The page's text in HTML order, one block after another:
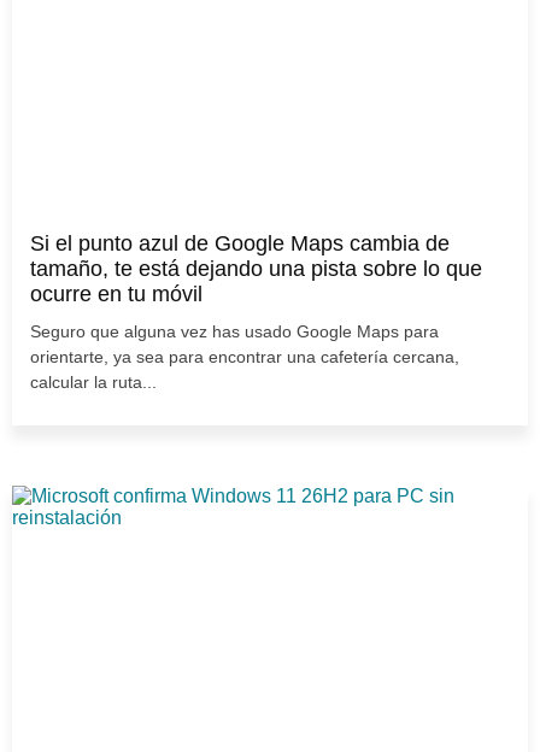
Si el punto azul de Google Maps cambia de
tamaño, te está dejando una pista sobre lo que
ocurre en tu móvil
Seguro que alguna vez has usado Google Maps para
orientarte, ya sea para encontrar una cafetería cercana,
calcular la ruta...